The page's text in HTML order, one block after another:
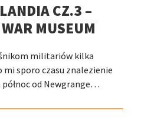
CZ.3 –
MUSEUM
militariów kilka
mi sporo czasu znalezienie
od Newgrange…